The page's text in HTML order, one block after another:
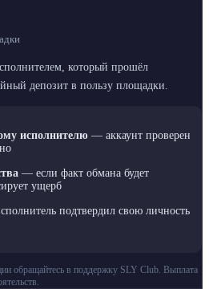
который прошёл
депозит в пользу площадки.
исполнителю — аккаунт проверен
— если факт обмана будет
ущерб
подтвердил свою личность
обращайтесь в поддержку SLY Club. Выплата